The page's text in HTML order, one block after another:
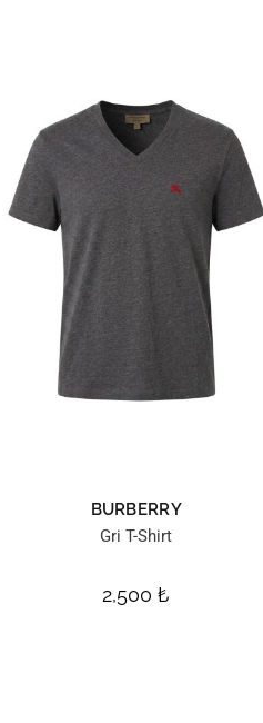
BURBERRY
Gri T-Shirt
2,500₺